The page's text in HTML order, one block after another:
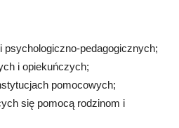
psychologiczno-pedagogicznych;
i opiekuńczych;
pomocowych;
się pomocą rodzinom i